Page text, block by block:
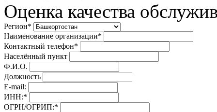
Оценка качества
Регион*
Наименование организации*
Контактный телефон*
Населённый пункт
Ф.И.О.
Должность
E-mail:
ИНН:*
ОГРН/ОГРИП:*